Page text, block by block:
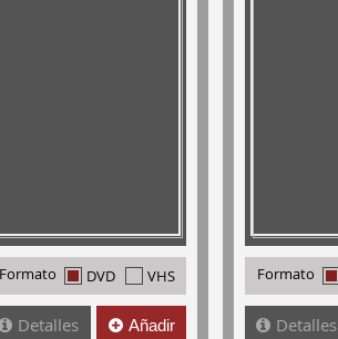
Formato DVD VHS
Detalles Añadir
Formato
Detalles